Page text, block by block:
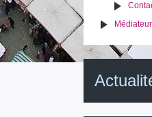
Médiateur